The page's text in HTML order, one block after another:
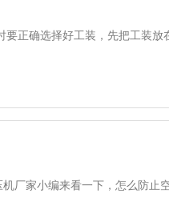
正确选择好工装，先把工装
厂家小编来看一下，怎么防